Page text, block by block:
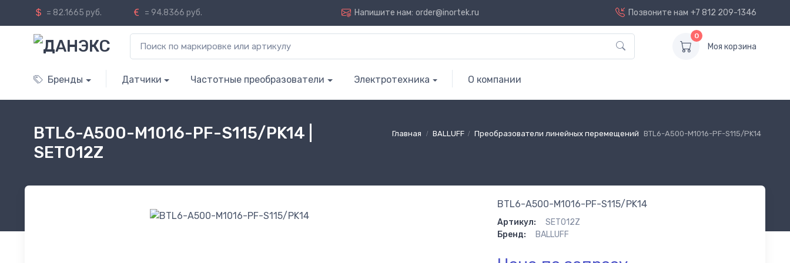
= 82.1665 руб. = 94.8366 руб. Напишите нам: order@inortek.ru Позвоните нам +7 812 209-1346
0
Моя корзина
Бренды Датчики Частотные преобразователи Электротехника О компании
Главная BALLUFF Преобразователи линейных перемещений BTL6-A500-M1016-PF-S115/PK14
BTL6-A500-M1016-PF-S115/PK14 |
SET012Z
BTL6-A500-M1016-PF-S115/PK14
Артикул:
SET012Z
Бренд:
BALLUFF